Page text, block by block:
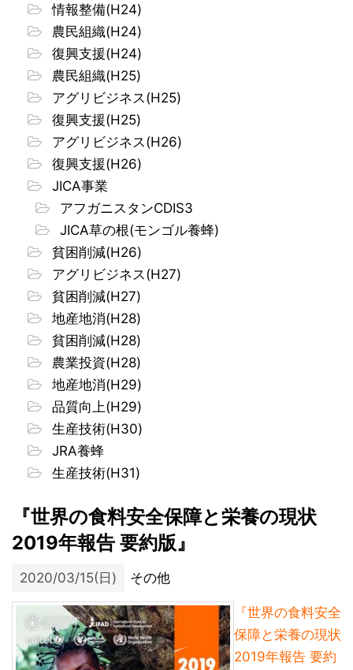
情報整備(H24)
農民組織(H24)
復興支援(H24)
農民組織(H25)
アグリビジネス(H25)
復興支援(H25)
アグリビジネス(H26)
復興支援(H26)
JICA事業
アフガニスタンCDIS3
JICA草の根(モンゴル養蜂)
貧困削減(H26)
アグリビジネス(H27)
貧困削減(H27)
地産地消(H28)
貧困削減(H28)
農業投資(H28)
地産地消(H29)
品質向上(H29)
生産技術(H30)
JRA養蜂
生産技術(H31)
『世界の食料安全保障と栄養の現状
2019年報告 要約版』
2020/03/15(日) その他
『世界の食料安全
保障と栄養の現状
2019年報告 要約